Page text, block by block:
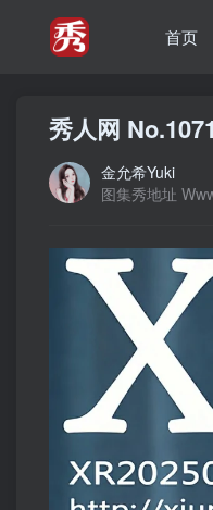
首页
秀人网
金允希Yuki
图集秀地址